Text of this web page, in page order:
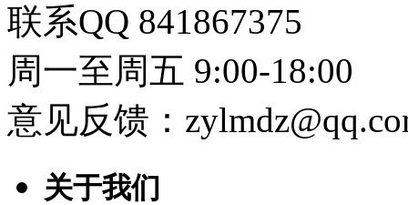
联系QQ 841867375
周一至周五 9:00-18:00
意见反馈：
关于我们